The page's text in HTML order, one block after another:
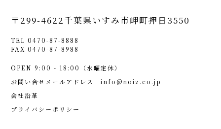
〒299-4622千葉県いすみ市岬町押日3550
TEL 0470-87-8888
FAX 0470-87-8988
OPEN 9:00 - 18:00（水曜定休）
お問い合せメールアドレスinfo@noiz.co.jp
会社沿革
プライバシーポリシー